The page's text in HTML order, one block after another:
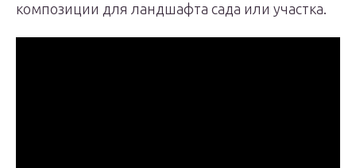
композиции для ландшафта сада или участка.